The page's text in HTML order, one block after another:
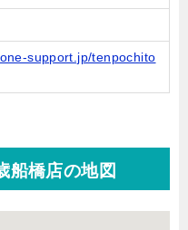
support.jp/tenpochito
船橋店の地図